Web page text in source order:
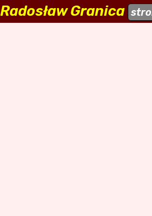
naszehodowle.pl
Radosław Granica